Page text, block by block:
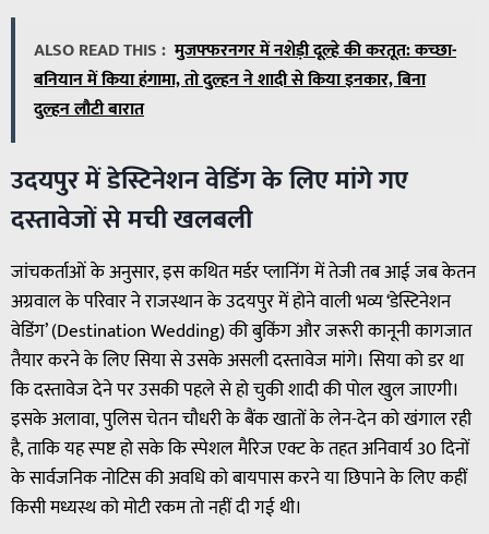
ALSO READ THIS : मुजफ्फरनगर में नशेड़ी दूल्हे की करतूत: कच्छा-
बनियान में किया हंगामा, तो दुल्हन ने शादी से किया इनकार, बिना
दुल्हन लौटी बारात
उदयपुर में डेस्टिनेशन वेडिंग के लिए मांगे गए
दस्तावेजों से मची खलबली
जांचकर्ताओं के अनुसार, इस कथित मर्डर प्लानिंग में तेजी तब आई जब केतन
अग्रवाल के परिवार ने राजस्थान के उदयपुर में होने वाली भव्य ‘डेस्टिनेशन
वेडिंग’ (Destination Wedding) की बुकिंग और जरूरी कानूनी कागजात
तैयार करने के लिए सिया से उसके असली दस्तावेज मांगे। सिया को डर था
कि दस्तावेज देने पर उसकी पहले से हो चुकी शादी की पोल खुल जाएगी।
इसके अलावा, पुलिस चेतन चौधरी के बैंक खातों के लेन-देन को खंगाल रही
है, ताकि यह स्पष्ट हो सके कि स्पेशल मैरिज एक्ट के तहत अनिवार्य 30 दिनों
के सार्वजनिक नोटिस की अवधि को बायपास करने या छिपाने के लिए कहीं
किसी मध्यस्थ को मोटी रकम तो नहीं दी गई थी।